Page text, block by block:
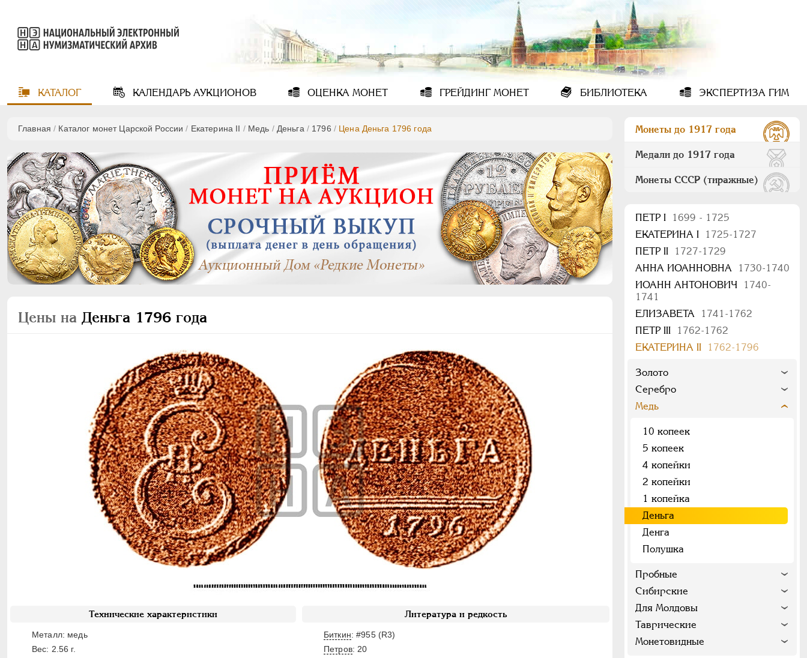
КАТАЛОГ КАЛЕНДАРЬАУКЦИОНОВ ОЦЕНКА МОНЕТ ГРЕЙДИНГМОНЕТ БИБЛИОТЕКА ЭКСПЕРТИЗА ГИМ
Главная / Каталог монет Царской России / Екатерина II / Медь / Деньга / 1796 / Цена Деньга 1796 года
Цены на Деньга 1796 года
Технические характеристики
Металл: медь
Вес: 2.56 г.
Литература и редкость
Биткин: #955 (R3)
Петров: 20
Монеты до 1917 года
Медали до 1917 года
Монеты СССР (тиражные)
ПEТР I
1699 - 1725
ЕКАТЕРИНА I
1725-1727
ПЕТР II
1727-1729
АННА ИОАННОВНА
1730-1740
ИОАНН АНТОНОВИЧ
1740-
1741
ЕЛИЗАВЕТА
1741-1762
ПЕТР III
1762-1762
ЕКАТЕРИНА II
1762-1796
Золото
Серебро
Медь
10 копеек
5 копеек
4 копейки
2 копейки
1 копейка
Деньга
Денга
Полушка
Пробные
Сибирские
Для Молдовы
Таврические
Монетовидные